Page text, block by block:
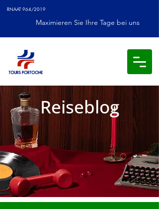
RNAAT 964/2019
Maximieren Sie Ihre Tage bei uns
Reiseblog